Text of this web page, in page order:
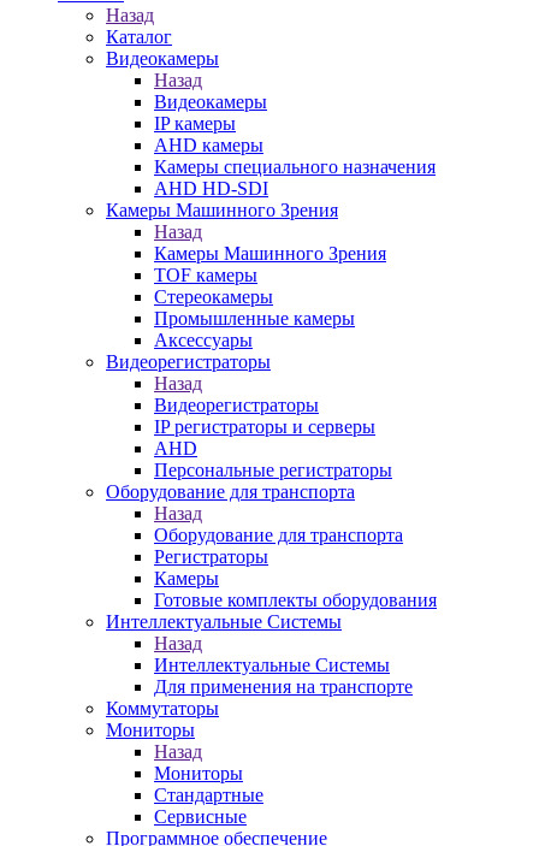
Назад
Каталог
Видеокамеры
Назад
Видеокамеры
IP камеры
AHD камеры
Камеры специального назначения
AHD HD-SDI
Камеры Машинного Зрения
Назад
Камеры Машинного Зрения
TOF камеры
Стереокамеры
Промышленные камеры
Аксессуары
Видеорегистраторы
Назад
Видеорегистраторы
IP регистраторы и серверы
AHD
Персональные регистраторы
Оборудование для транспорта
Назад
Оборудование для транспорта
Регистраторы
Камеры
Готовые комплекты оборудования
Интеллектуальные Системы
Назад
Интеллектуальные Системы
Для применения на транспорте
Коммутаторы
Мониторы
Назад
Мониторы
Стандартные
Сервисные
Программное обеспечение